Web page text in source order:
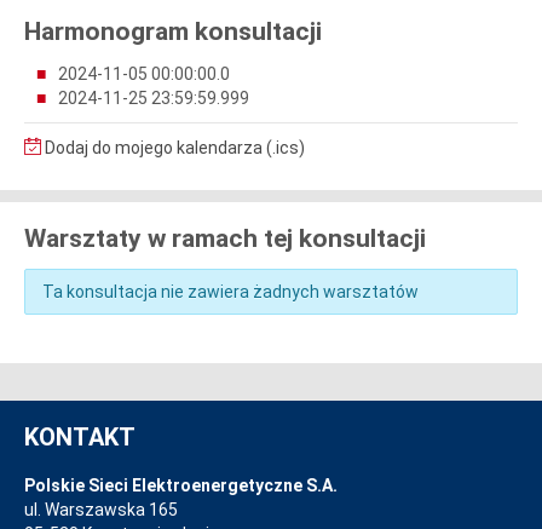
Harmonogram konsultacji
2024-11-05 00:00:00.0
2024-11-25 23:59:59.999
Dodaj do mojego kalendarza (.ics)
Warsztaty w ramach tej konsultacji
Ta konsultacja nie zawiera żadnych warsztatów
KONTAKT
Polskie Sieci Elektroenergetyczne S.A.
ul. Warszawska 165